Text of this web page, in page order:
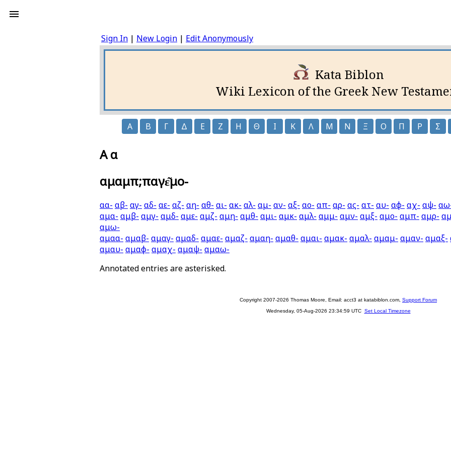
Sign In | New Login | Edit Anonymously
Kata Biblon
Wiki Lexicon of the Greek New
Α Β Γ Δ Ε Ζ Η Θ Ι Κ Λ Μ Ν Ξ Ο Π Ρ Σ
Α α
αμαμπ;παγε͂μο-
αα- αβ- αγ- αδ- αε- αζ- αη- αθ- αι- ακ- αλ- αμ- αν- αξ- αο- απ- αρ- ας- ατ- αυ- αφ- αχ- αψ-
αμα- αμβ- αμγ- αμδ- αμε- αμζ- αμη- αμθ- αμι- αμκ- αμλ- αμμ- αμν- αμξ- αμο- αμπ- αμρ-
αμω-
αμαα- αμαβ- αμαγ- αμαδ- αμαε- αμαζ- αμαη- αμαθ- αμαι- αμακ- αμαλ- αμαμ- αμαν- αμαξ-
αμαυ- αμαφ- αμαχ- αμαψ- αμαω-
Annotated entries are asterisked.
Copyright 2007-2026 Thomas Moore, Email: acct3 at katabiblon.com, Support Forum
Wednesday, 05-Aug-2026 23:34:59 UTC Set Local Timezone